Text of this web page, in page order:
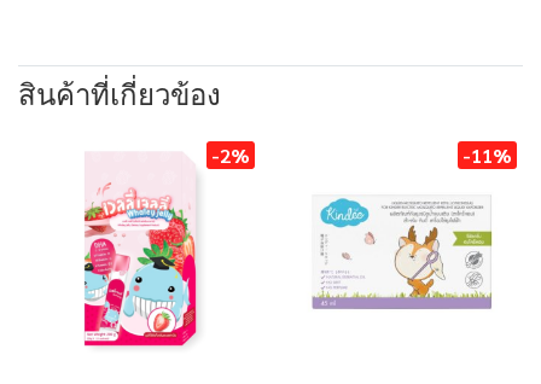
สินค้าที่เกี่ยวข้อง
-2% -11%